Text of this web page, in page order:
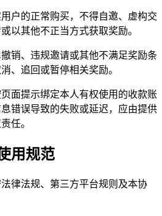
户的正常购买，不得自邀、虚构交
以其他不正当方式获取奖励。
销、违规邀请或其他不满足奖励条
、追回或暂停相关奖励。
面提示绑定本人有权使用的收款账
错误导致的失败或延迟，应由提供
任。
用规范
律法规、第三方平台规则及本协